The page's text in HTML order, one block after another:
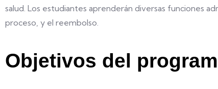
salud. Los estudiantes aprenderán diversas funciones
proceso, y el reembolso.
Objetivos del